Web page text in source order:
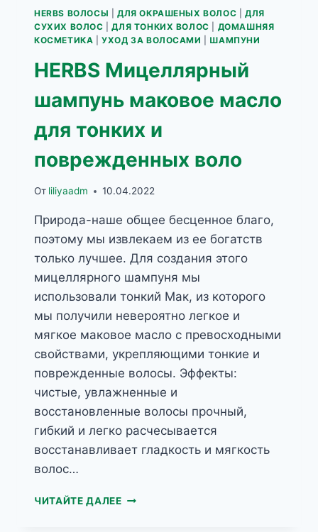
HERBS ВОЛОСЫ ДЛЯ ОКРАШЕНЫХ ВОЛОС |ДЛЯ
СУХИХ ВОЛОС |ДЛЯ ТОНКИХ ВОЛОС
ДОМАШНЯЯ
КОСМЕТИКА |УХОД ЗА ВОЛОСАМИ ШАМПУНИ
HERBS Мицеллярный
шампунь маковое масло
для тонких и
поврежденных воло
От liliyaadm 10.04.2022
Природа-наше общее бесценное благо,
поэтому мы извлекаем из ее богатств
только лучшее. Для создания этого
мицеллярного шампуня мы
использовали тонкий Мак, из которого
мы получили невероятно легкое и
мягкое маковое масло с превосходными
свойствами, укрепляющими тонкие и
поврежденные волосы. Эффекты:
чистые, увлажненные и
восстановленные волосы прочный,
гибкий и легко расчесывается
восстанавливает гладкость и мягкость
волос…
ЧИТАЙТЕ ДАЛЕЕHERBS